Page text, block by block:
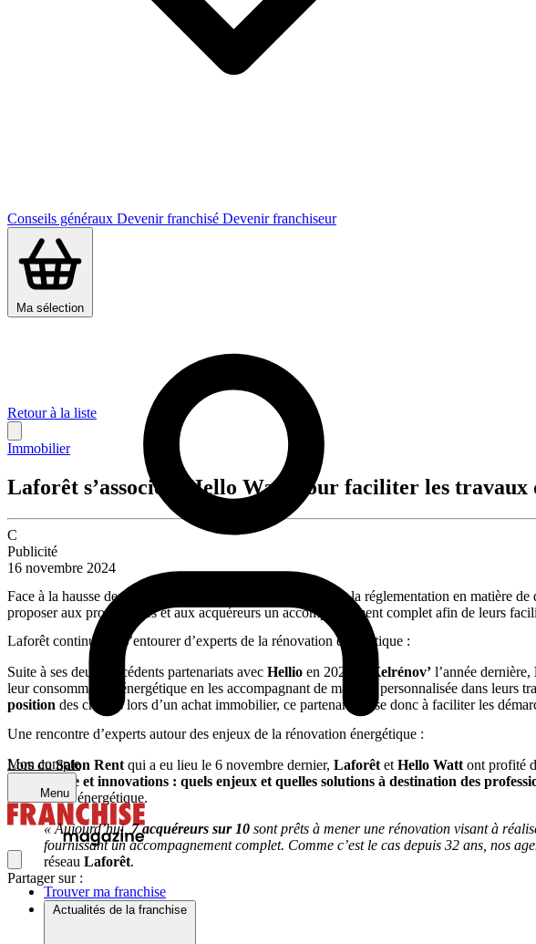
Conseils généraux Devenir franchisé Devenir franchiseur
Ma sélection
Mon compte
Menu
Trouver ma franchise
Actualités de la franchise
Retour à la liste
Immobilier
Laforêt s’associe à Hello Watt pour faciliter les
C
Publicité
16 novembre 2024
Face à la hausse des prix de l’énergie et au durcissement de la réglementation en matière
proposer aux propriétaires et aux acquéreurs un accompagnement complet afin de leurs
Laforêt continue de s’entourer d’experts de la rénovation énergétique :
Suite à ses deux précédents partenariats avec Hellio en 2022 et Kelrénov’ l’année dernière,
leur consommation énergétique en les accompagnant de manière personnalisée dans
position des critères lors d’un achat immobilier, ce partenariat vise donc à faciliter les
Une rencontre d’experts autour des enjeux de la rénovation énergétique :
Lors duSalon Rent qui a eu lieu le 6 novembre dernier, Laforêt et Hello Watt ont profité
énergétique et innovations : quels enjeux et quelles solutions à destination des
la transition énergétique.
« Aujourd’hui,7 acquéreurs sur 10 sont prêts à mener une rénovation visant à
fournissant un accompagnement complet. Comme c’est le cas depuis 32 ans, nos
réseau Laforêt.
Partager sur :